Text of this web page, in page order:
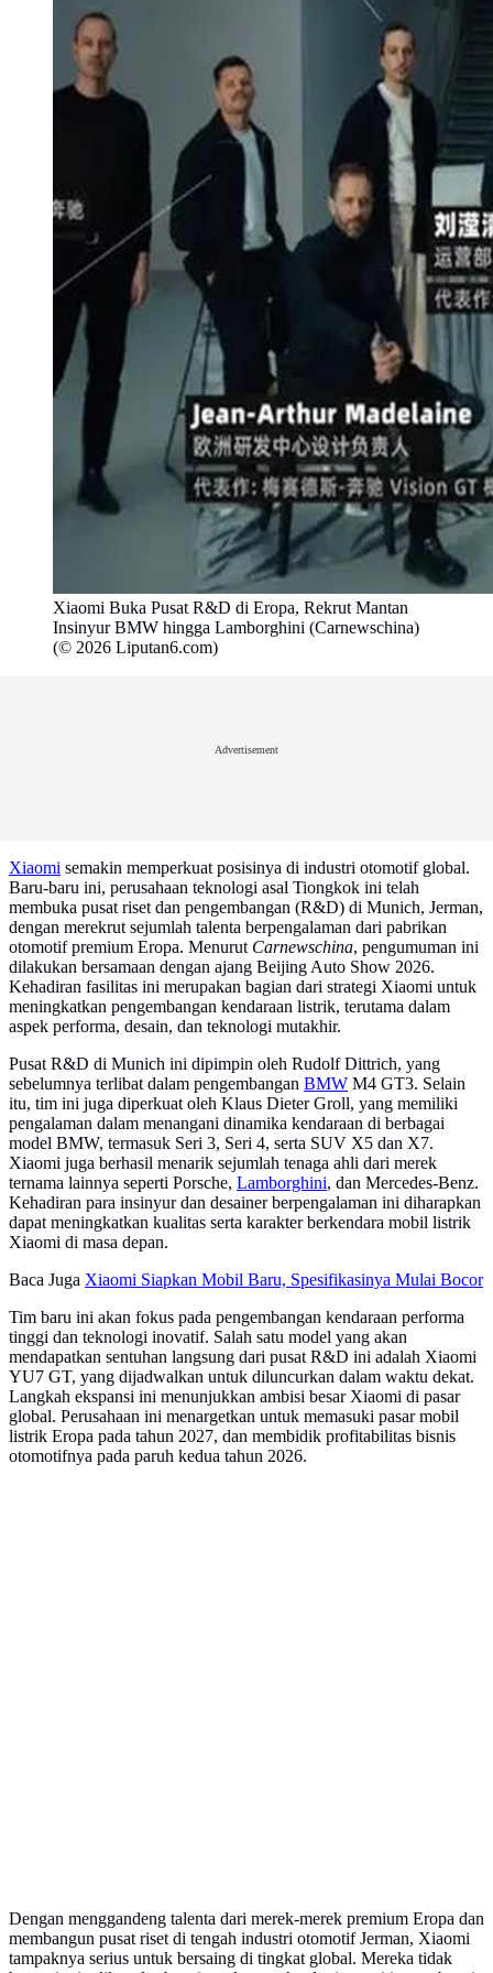
Xiaomi Buka Pusat R&D di Eropa, Rekrut Mantan
Insinyur BMW hingga Lamborghini (Carnewschina)
(© 2026 Liputan6.com)
Advertisement
Xiaomi semakin memperkuat posisinya di industri otomotif global.
Baru-baru ini, perusahaan teknologi asal Tiongkok ini telah
membuka pusat riset dan pengembangan (R&D) di Munich, Jerman,
dengan merekrut sejumlah talenta berpengalaman dari pabrikan
otomotif premium Eropa. Menurut Carnewschina, pengumuman ini
dilakukan bersamaan dengan ajang Beijing Auto Show 2026.
Kehadiran fasilitas ini merupakan bagian dari strategi Xiaomi untuk
meningkatkan pengembangan kendaraan listrik, terutama dalam
aspek performa, desain, dan teknologi mutakhir.
Pusat R&D di Munich ini dipimpin oleh Rudolf Dittrich, yang
sebelumnya terlibat dalam pengembangan BMW M4 GT3. Selain
itu, tim ini juga diperkuat oleh Klaus Dieter Groll, yang memiliki
pengalaman dalam menangani dinamika kendaraan di berbagai
model BMW, termasuk Seri 3, Seri 4, serta SUV X5 dan X7.
Xiaomi juga berhasil menarik sejumlah tenaga ahli dari merek
ternama lainnya seperti Porsche, Lamborghini, dan Mercedes-Benz.
Kehadiran para insinyur dan desainer berpengalaman ini diharapkan
dapat meningkatkan kualitas serta karakter berkendara mobil listrik
Xiaomi di masa depan.
Baca Juga Xiaomi Siapkan Mobil Baru, Spesifikasinya Mulai Bocor
Tim baru ini akan fokus pada pengembangan kendaraan performa
tinggi dan teknologi inovatif. Salah satu model yang akan
mendapatkan sentuhan langsung dari pusat R&D ini adalah Xiaomi
YU7 GT, yang dijadwalkan untuk diluncurkan dalam waktu dekat.
Langkah ekspansi ini menunjukkan ambisi besar Xiaomi di pasar
global. Perusahaan ini menargetkan untuk memasuki pasar mobil
listrik Eropa pada tahun 2027, dan membidik profitabilitas bisnis
otomotifnya pada paruh kedua tahun 2026.
Dengan menggandeng talenta dari merek-merek premium Eropa dan
membangun pusat riset di tengah industri otomotif Jerman, Xiaomi
tampaknya serius untuk bersaing di tingkat global. Mereka tidak